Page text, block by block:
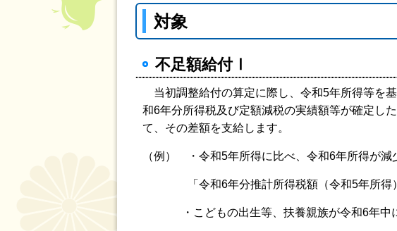
対象
不足額給付Ⅰ
当初調整給付の算定に際し、令和5年所得等を
和6年分所得税及び定額減税の実績額等が確定し
て、その差額を支給します。
（例） ・令和5年所得に比べ、令和6年所得が減
「令和6年分推計所得税額（令和5年所得）
・こどもの出生等、扶養親族が令和6年中に